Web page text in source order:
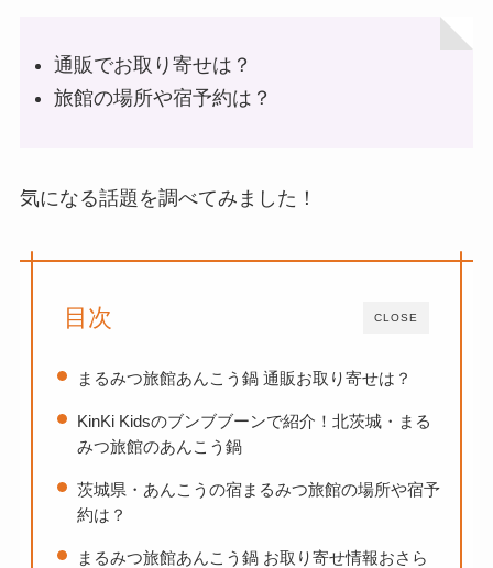
通販でお取り寄せは？
旅館の場所や宿予約は？
気になる話題を調べてみました！
CLOSE
目次
まるみつ旅館あんこう鍋 通販お取り寄せは？
KinKi Kidsのブンブブーンで紹介！北茨城・まる
みつ旅館のあんこう鍋
茨城県・あんこうの宿まるみつ旅館の場所や宿予
約は？
まるみつ旅館あんこう鍋 お取り寄せ情報おさら